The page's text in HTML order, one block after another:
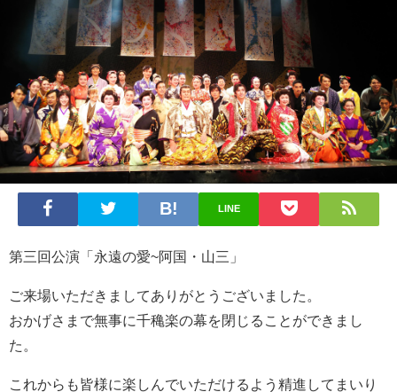
LINE
第三回公演「永遠の愛~阿国・山三」
ご来場いただきましてありがとうございました。
おかげさまで無事に千穐楽の幕を閉じることができまし
た。
これからも皆様に楽しんでいただけるよう精進してまいり